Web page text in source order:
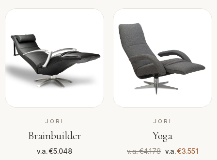
JORI
Brainbuilder
v.a. €5.048
JORI
Yoga
v.a. €4.178 v.a.€3.551